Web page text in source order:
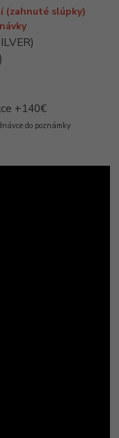
(zahnuté slúpky)
+140€
do poznámky